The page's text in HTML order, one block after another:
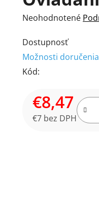
Priemerné
produktu
je
0,0
hviezdičiek.
Neohodnotené
Dostupnosť
Možnosti doručenia
Kód:
€8,47
€7 bez DPH